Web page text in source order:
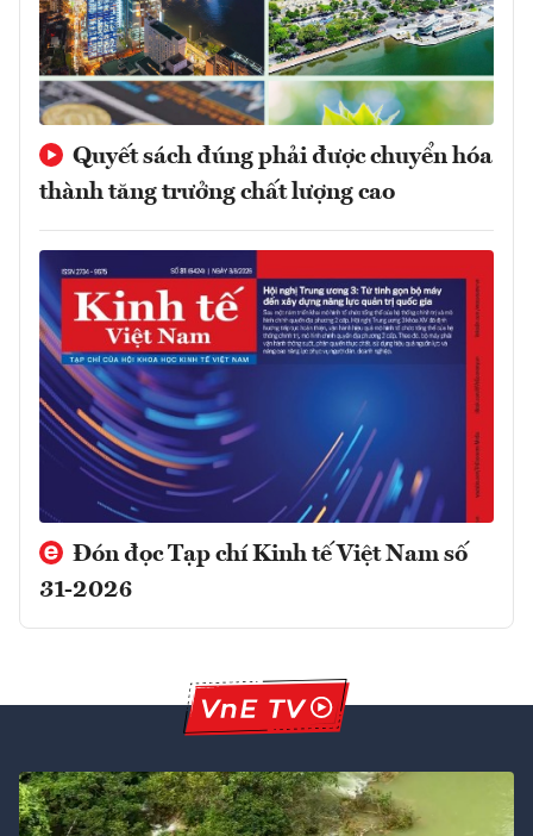
Quyết sách đúng phải được chuyển hóa
thành tăng trưởng chất lượng cao
Đón đọc Tạp chí Kinh tế Việt Nam số
31-2026